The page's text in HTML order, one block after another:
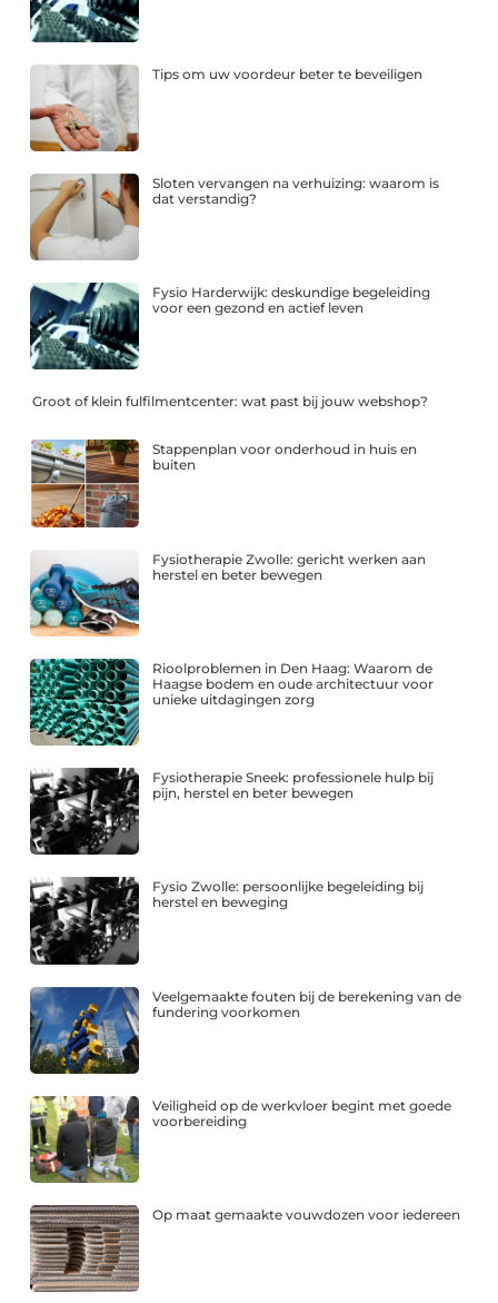
Tips om uw voordeur beter te beveiligen
Sloten vervangen na verhuizing: waarom is
dat verstandig?
Fysio Harderwijk: deskundige begeleiding
voor een gezond en actief leven
Groot of klein fulfilmentcenter: wat past bij jouw webshop?
Stappenplan voor onderhoud in huis en
buiten
Fysiotherapie Zwolle: gericht werken aan
herstel en beter bewegen
Rioolproblemen in Den Haag: Waarom de
Haagse bodem en oude architectuur voor
unieke uitdagingen zorg
Fysiotherapie Sneek: professionele hulp bij
pijn, herstel en beter bewegen
Fysio Zwolle: persoonlijke begeleiding bij
herstel en beweging
Veelgemaakte fouten bij de berekening van de
fundering voorkomen
Veiligheid op de werkvloer begint met goede
voorbereiding
Op maat gemaakte vouwdozen voor iedereen